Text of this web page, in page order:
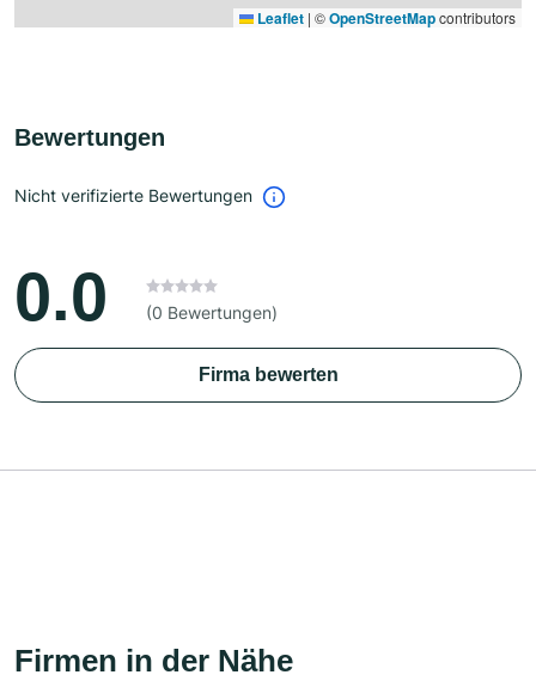
Leaflet | ©OpenStreetMapcontributors
Bewertungen
Nicht verifizierte Bewertungen
0.0 (0 Bewertungen)
Firma bewerten
Firmen in der Nähe